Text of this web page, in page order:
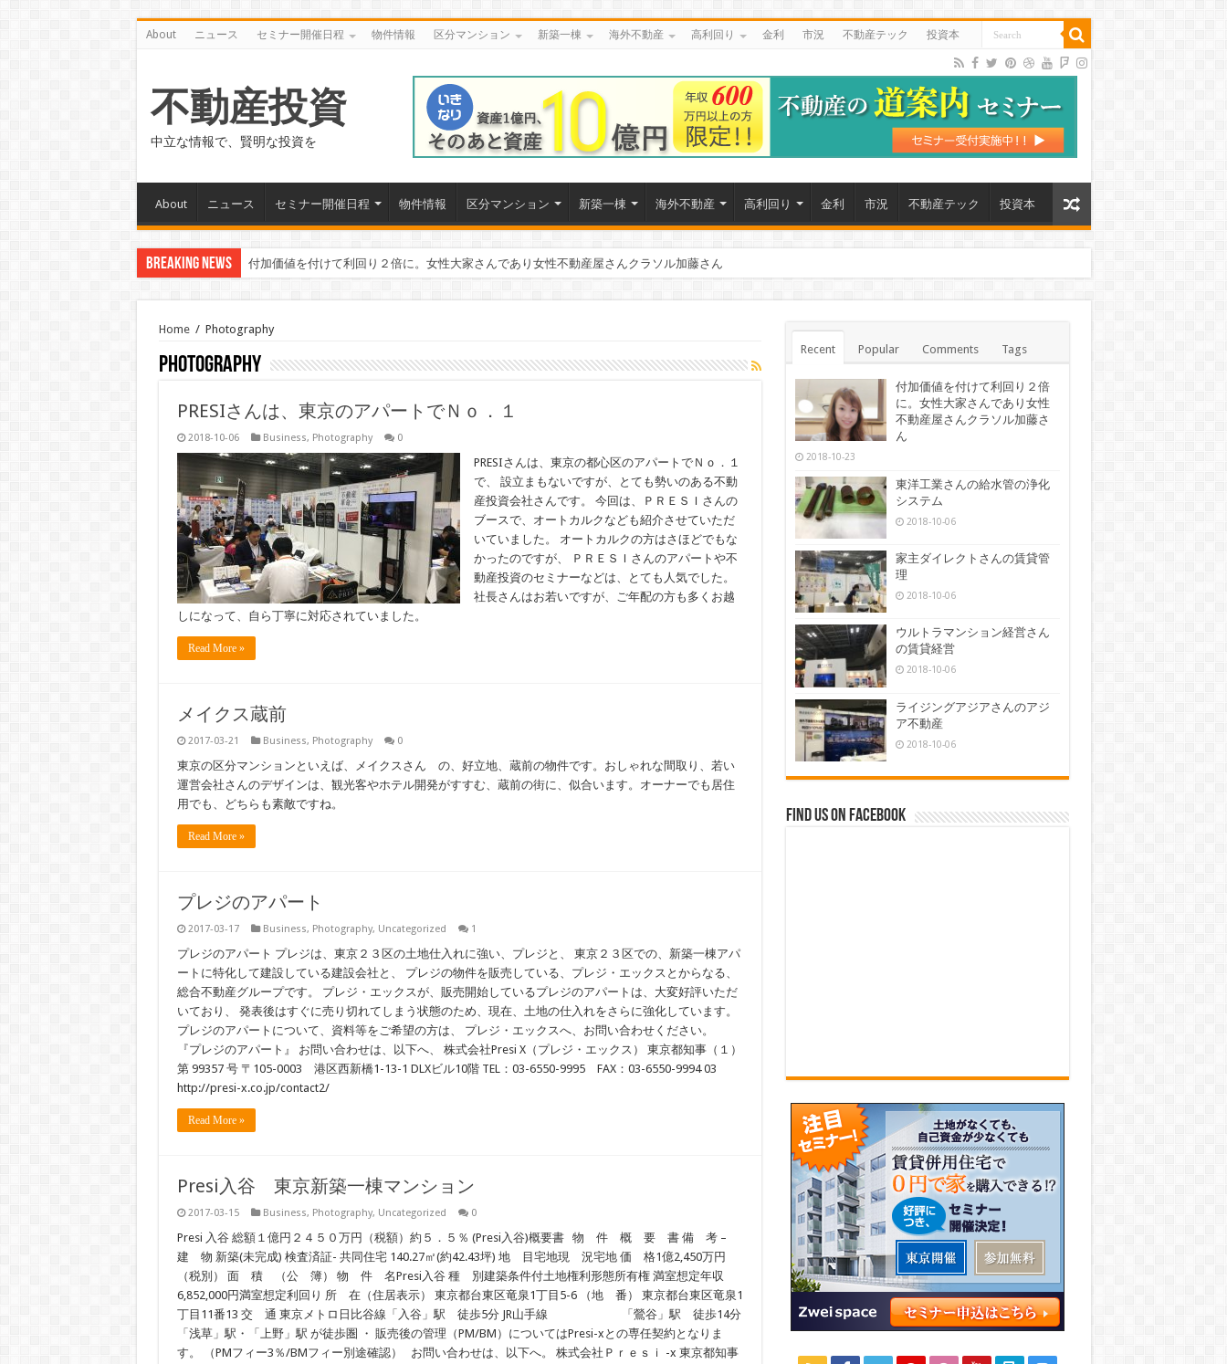
About ニュース セミナー開催日程 物件情報 区分マンション 新築一棟 海外不動産 高利回り 金利 市況 不動産テック 投資本
不動産投資
中立な情報で、賢明な投資を
About ニュース セミナー開催日程 物件情報 区分マンション 新築一棟 海外不動産 高利回り 金利 市況 不動産テック 投資本
Breaking News 付加価値を付けて利回り２倍に。女性大家さんであり女性不動産屋さんクラソル加藤さん
東洋工業さんの給水管の浄化システム
Home / Photography
Photography
PRESIさんは、東京のアパートでＮｏ．１
2018-10-06 Business, Photography 0
PRESIさんは、東京の都心区のアパートでＮｏ．１
で、 設立まもないですが、とても勢いのある不動
産投資会社さんです。 今回は、ＰＲＥＳＩさんの
ブースで、オートカルクなども紹介させていただ
いていました。 オートカルクの方はさほどでもな
かったのですが、 ＰＲＥＳＩさんのアパートや不
動産投資のセミナーなどは、とても人気でした。
社長さんはお若いですが、ご年配の方も多くお越
しになって、自ら丁寧に対応されていました。
Read More »
メイクス蔵前
2017-03-21 Business, Photography 0
東京の区分マンションといえば、メイクスさん の、好立地、蔵前の物件です。おしゃれな間取り、若い
運営会社さんのデザインは、観光客やホテル開発がすすむ、蔵前の街に、似合います。オーナーでも居住
用でも、どちらも素敵ですね。
Read More »
プレジのアパート
2017-03-17 Business, Photography, Uncategorized 1
プレジのアパート プレジは、東京２３区の土地仕入れに強い、プレジと、 東京２３区での、新築一棟アパ
ートに特化して建設している建設会社と、 プレジの物件を販売している、プレジ・エックスとからなる、
総合不動産グループです。 プレジ・エックスが、販売開始しているプレジのアパートは、大変好評いただ
いており、 発表後はすぐに売り切れてしまう状態のため、現在、土地の仕入れをさらに強化しています。
プレジのアパートについて、資料等をご希望の方は、 プレジ・エックスへ、お問い合わせください。
『プレジのアパート』 お問い合わせは、以下へ、 株式会社Presi X（プレジ・エックス） 東京都知事（１）
第 99357 号 〒105-0003 港区西新橋1-13-1 DLXビル10階 TEL：03-6550-9995 FAX：03-6550-9994 03
http://presi-x.co.jp/contact2/
Read More »
Presi入谷 東京新築一棟マンション
2017-03-15 Business, Photography, Uncategorized 0
Presi 入谷 総額１億円２４５０万円（税額）約５．５％ (Presi入谷)概要書 物 件 概 要 書 備 考 –
建 物 新築(未完成) 検査済証- 共同住宅 140.27㎡(約42.43坪) 地 目宅地現 況宅地 価 格1億2,450万円
（税別） 面 積 （公 簿） 物 件 名Presi入谷 種 別建築条件付土地権利形態所有権 満室想定年収
6,852,000円満室想定利回り 所 在（住居表示） 東京都台東区竜泉1丁目5-6 （地 番） 東京都台東区竜泉1
丁目11番13 交 通 東京メトロ日比谷線「入谷」駅 徒歩5分 JR山手線 「鶯谷」駅 徒歩14分
「浅草」駅・「上野」駅 が徒歩圏 ・ 販売後の管理（PM/BM）についてはPresi-xとの専任契約となりま
す。 （PMフィー3％/BMフィー別途確認） お問い合わせは、以下へ。 株式会社Ｐｒｅｓｉ -x 東京都知事
Recent Popular Comments Tags
付加価値を付けて利回り２倍
に。女性大家さんであり女性
不動産屋さんクラソル加藤さ
ん
2018-10-23
東洋工業さんの給水管の浄化
システム
2018-10-06
家主ダイレクトさんの賃貸管
理
2018-10-06
ウルトラマンション経営さん
の賃貸経営
2018-10-06
ライジングアジアさんのアジ
ア不動産
2018-10-06
Find us on Facebook